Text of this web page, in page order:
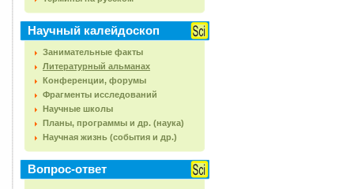
Научный калейдоскоп
Занимательные факты
Литературный альманах
Конференции, форумы
Фрагменты исследований
Научные школы
Планы, программы и др. (наука)
Научная жизнь (события и др.)
Вопрос-ответ